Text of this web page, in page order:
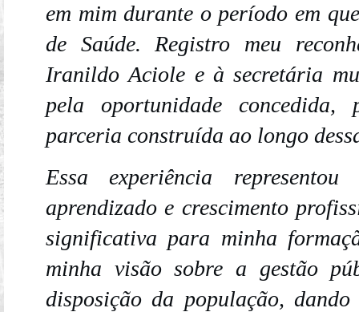
em mim durante o período em
de Saúde. Registro meu
Iranildo Aciole e à secretária
pela oportunidade
parceria construída ao longo
Essa experiência
aprendizado e crescimento
significativa para minha
minha visão sobre a gestão
disposição da população,